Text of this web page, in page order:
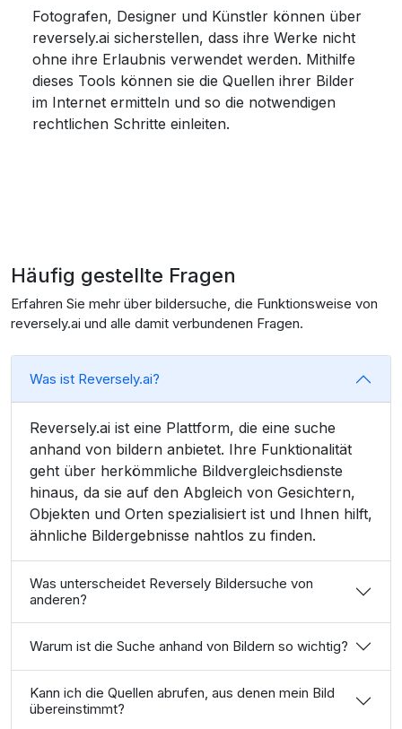
Fotografen, Designer und Künstler können über
reversely.ai sicherstellen, dass ihre Werke nicht
ohne ihre Erlaubnis verwendet werden. Mithilfe
dieses Tools können sie die Quellen ihrer Bilder
im Internet ermitteln und so die notwendigen
rechtlichen Schritte einleiten.
Häufig gestellte Fragen
Erfahren Sie mehr über bildersuche, die Funktionsweise von
reversely.ai und alle damit verbundenen Fragen.
Was ist Reversely.ai?
Reversely.ai ist eine Plattform, die eine suche
anhand von bildern anbietet. Ihre Funktionalität
geht über herkömmliche Bildvergleichsdienste
hinaus, da sie auf den Abgleich von Gesichtern,
Objekten und Orten spezialisiert ist und Ihnen hilft,
ähnliche Bildergebnisse nahtlos zu finden.
Was unterscheidet Reversely Bildersuche von
anderen?
Warum ist die Suche anhand von Bildern so wichtig?
Kann ich die Quellen abrufen, aus denen mein Bild
übereinstimmt?